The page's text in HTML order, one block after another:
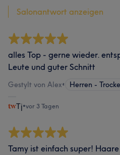
Salonantwort anzeigen
alles Top - gerne wieder.
Leute und guter Schnitt
Gestylt von Alex• Herren -
Tj•vor 3 Tagen
Tamy ist einfach super!